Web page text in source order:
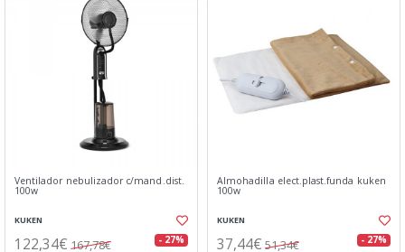
Ventilador nebulizador c/mand.dist.
100w
KUKEN
122,34€ 167,78€ - 27%
Almohadilla elect.plast.funda kuken
100w
KUKEN
37,44€ 51,34€ - 27%